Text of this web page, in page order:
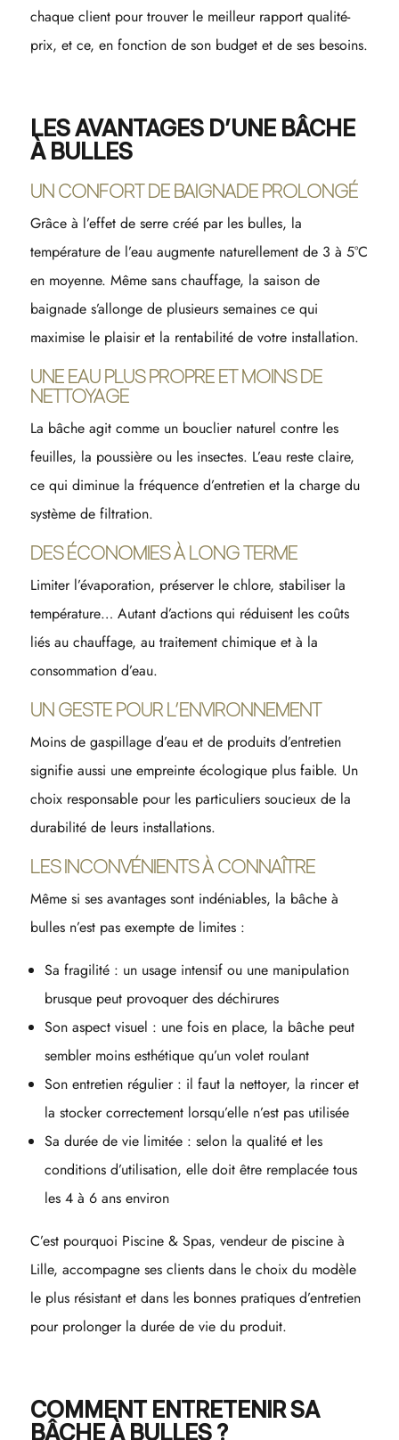
chaque client pour trouver le meilleur rapport qualité-
prix, et ce, en fonction de son budget et de ses besoins.
LES AVANTAGES D’UNE BÂCHE
À BULLES
UN CONFORT DE BAIGNADE PROLONGÉ
Grâce à l’effet de serre créé par les bulles, la
température de l’eau augmente naturellement de 3 à 5°C
en moyenne. Même sans chauffage, la saison de
baignade s’allonge de plusieurs semaines ce qui
maximise le plaisir et la rentabilité de votre installation.
UNE EAU PLUS PROPRE ET MOINS DE
NETTOYAGE
La bâche agit comme un bouclier naturel contre les
feuilles, la poussière ou les insectes. L’eau reste claire,
ce qui diminue la fréquence d’entretien et la charge du
système de filtration.
DES ÉCONOMIES À LONG TERME
Limiter l’évaporation, préserver le chlore, stabiliser la
température… Autant d’actions qui réduisent les coûts
liés au chauffage, au traitement chimique et à la
consommation d’eau.
UN GESTE POUR L’ENVIRONNEMENT
Moins de gaspillage d’eau et de produits d’entretien
signifie aussi une empreinte écologique plus faible. Un
choix responsable pour les particuliers soucieux de la
durabilité de leurs installations.
LES INCONVÉNIENTS À CONNAÎTRE
Même si ses avantages sont indéniables, la bâche à
bulles n’est pas exempte de limites :
Sa fragilité : un usage intensif ou une manipulation
brusque peut provoquer des déchirures
Son aspect visuel : une fois en place, la bâche peut
sembler moins esthétique qu’un volet roulant
Son entretien régulier : il faut la nettoyer, la rincer et
la stocker correctement lorsqu’elle n’est pas utilisée
Sa durée de vie limitée : selon la qualité et les
conditions d’utilisation, elle doit être remplacée tous
les 4 à 6 ans environ
C’est pourquoi Piscine & Spas, vendeur de piscine à
Lille, accompagne ses clients dans le choix du modèle
le plus résistant et dans les bonnes pratiques d’entretien
pour prolonger la durée de vie du produit.
COMMENT ENTRETENIR SA
BÂCHE À BULLES ?